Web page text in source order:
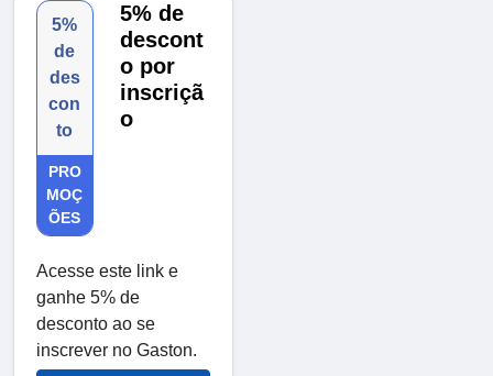
5%
de
des
con
to
PRO
MOÇ
ÕES
5% de
descont
o por
inscriçã
o
Acesse este link e
ganhe 5% de
desconto ao se
inscrever no Gaston.